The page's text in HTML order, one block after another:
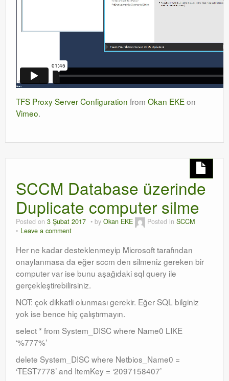
TFS Proxy Server Configuration from Okan EKEon
Vimeo.
SCCM Database üzerinde
Duplicate computer silme
Posted on 3 Şubat 2017 by Okan EKE Posted in SCCM
Leave a comment
Her ne kadar desteklenmeyip Microsoft tarafından
onaylanmasa da eğer sccm den silmeniz gereken bir
computer var ise bunu aşağıdaki sql query ile
gerçekleştirebilirsiniz.
NOT: çok dikkatli olunması gerekir. Eğer SQL bilginiz
yok ise bence hiç çalıştırmayın.
select * from System_DISC where Name0 LIKE
‘%777%’
delete System_DISC where Netbios_Name0 =
‘TEST7778’ and ItemKey = ‘2097158407’